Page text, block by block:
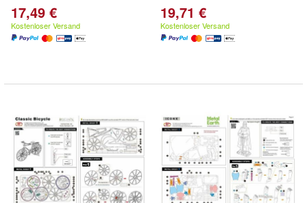
17,49 €
Kostenloser Versand
19,71 €
Kostenloser Versand